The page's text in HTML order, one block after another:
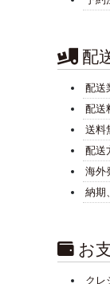
配
配送
配送
送料
配送
海外
納期
お
クレ